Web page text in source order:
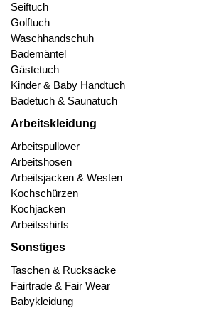
Seiftuch
Golftuch
Waschhandschuh
Bademäntel
Gästetuch
Kinder & Baby Handtuch
Badetuch & Saunatuch
Arbeitskleidung
Arbeitspullover
Arbeitshosen
Arbeitsjacken & Westen
Kochschürzen
Kochjacken
Arbeitsshirts
Sonstiges
Taschen & Rucksäcke
Fairtrade & Fair Wear
Babykleidung